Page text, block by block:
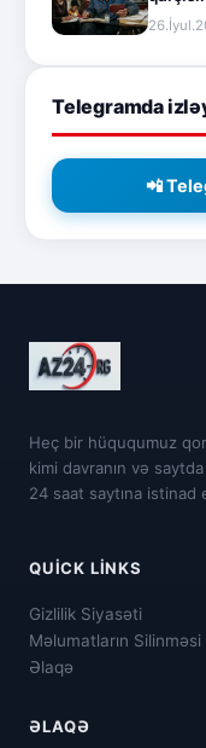
Telegramda
📲
Heç bir hüququmuz
kimi davranın və
24 saat saytına istinad
QUICK LINKS
Gizlilik Siyasəti
Məlumatların Silinməsi
Əlaqə
ƏLAQƏ